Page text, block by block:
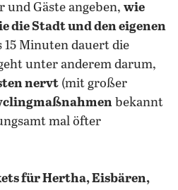
Gäste angeben, wie
die Stadt und den eigenen
15 Minuten dauert die
unter anderem darum,
nervt (mit großer
bekannt
mal öfter
für Hertha, Eisbären,